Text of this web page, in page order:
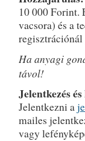
10 000 Forint.
vacsora) és a
regisztrációnál
Ha anyagi
távol!
Jelentkezés
Jelentkezni a
mailes
vagy